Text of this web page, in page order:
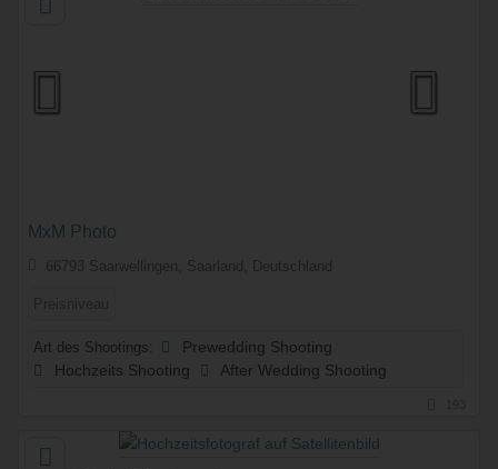
MxM Photo
66793 Saarwellingen, Saarland, Deutschland
Art des Shootings:
Prewedding Shooting
Hochzeits Shooting
After Wedding Shooting